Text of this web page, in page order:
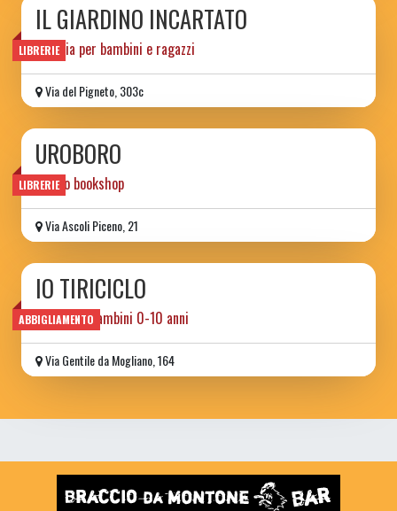
LIBRERIE
IL GIARDINO INCARTATO
libreria per bambini e ragazzi
Via del Pigneto, 303c
LIBRERIE
UROBORO
tattoo bookshop
Via Ascoli Piceno, 21
ABBIGLIAMENTO
IO TIRICICLO
usato per bambini 0-10 anni
Via Gentile da Mogliano, 164